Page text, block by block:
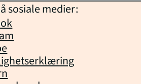
sosiale medier: